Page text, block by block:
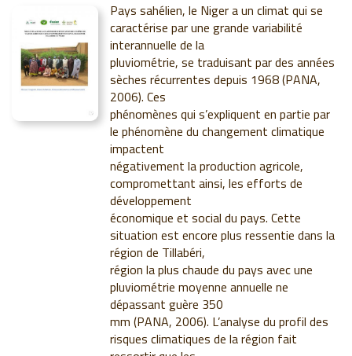
Pays sahélien, le Niger a un climat qui se
caractérise par une grande variabilité
interannuelle de la
pluviométrie, se traduisant par des années
sèches récurrentes depuis 1968 (PANA,
2006). Ces
phénomènes qui s’expliquent en partie par
le phénomène du changement climatique
impactent
négativement la production agricole,
compromettant ainsi, les efforts de
développement
économique et social du pays. Cette
situation est encore plus ressentie dans la
région de Tillabéri,
région la plus chaude du pays avec une
pluviométrie moyenne annuelle ne
dépassant guère 350
mm (PANA, 2006). L’analyse du profil des
risques climatiques de la région fait